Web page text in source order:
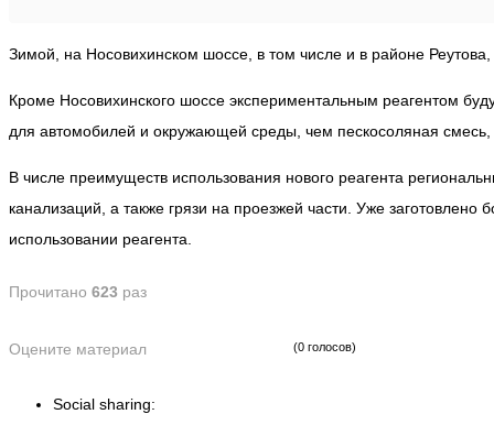
Зимой, на Носовихинском шоссе, в том числе и в районе
Кроме Носовихинского шоссе экспериментальным реагентом
для автомобилей и окружающей среды, чем пескосоляная
В числе преимуществ использования нового реагента
канализаций, а также грязи на проезжей части. Уже
использовании реагента.
Прочитано 623 раз
Оцените материал (0 голосов)
Social sharing: